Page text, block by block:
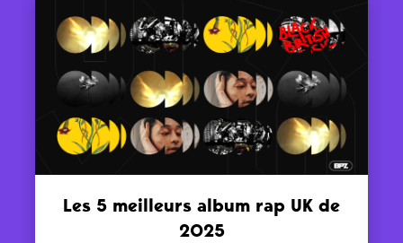
Les 5 meilleurs album rap UK de
2025